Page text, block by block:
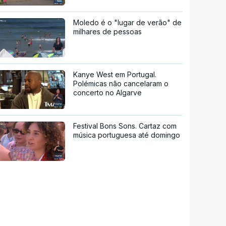
Moledo é o "lugar de verão" de
milhares de pessoas
Kanye West em Portugal.
Polémicas não cancelaram o
concerto no Algarve
Festival Bons Sons. Cartaz com
música portuguesa até domingo